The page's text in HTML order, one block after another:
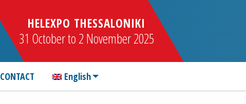
HELEXPO THESSALONIKI
31 October to 2 November 2025
CONTACT English